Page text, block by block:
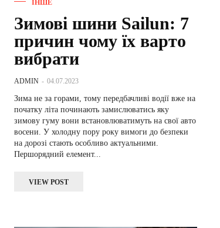
ІНШЕ
Зимові шини Sailun: 7
причин чому їх варто
вибрати
ADMIN - 04.07.2023
Зима не за горами, тому передбачливі водії вже на
початку літа починають замислюватись яку
зимову гуму вони встановлюватимуть на свої авто
восени. У холодну пору року вимоги до безпеки
на дорозі стають особливо актуальними.
Першорядний елемент...
VIEW POST